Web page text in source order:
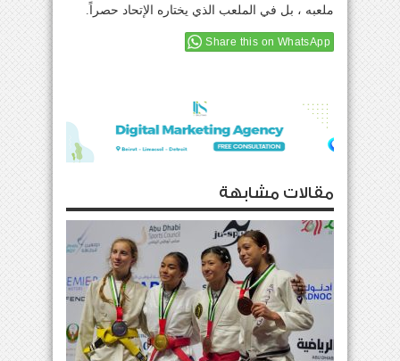
ملعبه ، بل في الملعب الذي يختاره الإتحاد حصراً.
Share this on WhatsApp
مقالات مشابهة